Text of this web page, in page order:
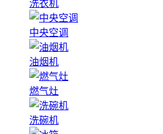
洗衣机
中央空调
油烟机
燃气灶
洗碗机